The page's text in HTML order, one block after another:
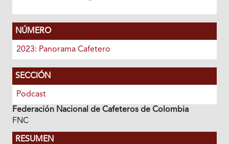
NÚMERO
2023: Panorama Cafetero
SECCIÓN
Podcast
Federación Nacional de Cafeteros de Colombia
FNC
RESUMEN